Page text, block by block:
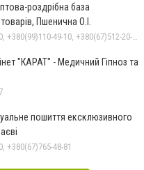
роздрібна база
Пшенична О.І.
"КАРАТ" - Медичний Гіпноз та
пошиття ексклюзивного
+380(67)765-48-81